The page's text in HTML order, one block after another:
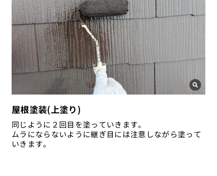
屋根塗装(上塗り)
同じように２回目を塗っていきます。
ムラにならないように継ぎ目には注意しながら塗って
いきます。